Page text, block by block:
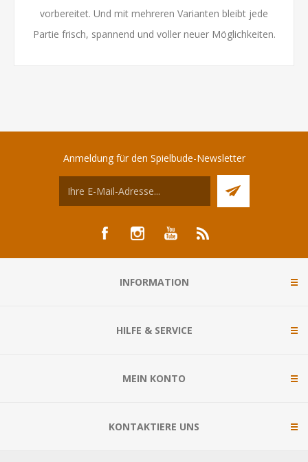
vorbereitet. Und mit mehreren Varianten bleibt jede
Partie frisch, spannend und voller neuer Möglichkeiten.
Anmeldung für den Spielbude-Newsletter
INFORMATION
HILFE & SERVICE
MEIN KONTO
KONTAKTIERE UNS